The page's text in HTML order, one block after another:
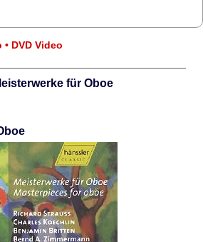
• DVD Video
für Oboe